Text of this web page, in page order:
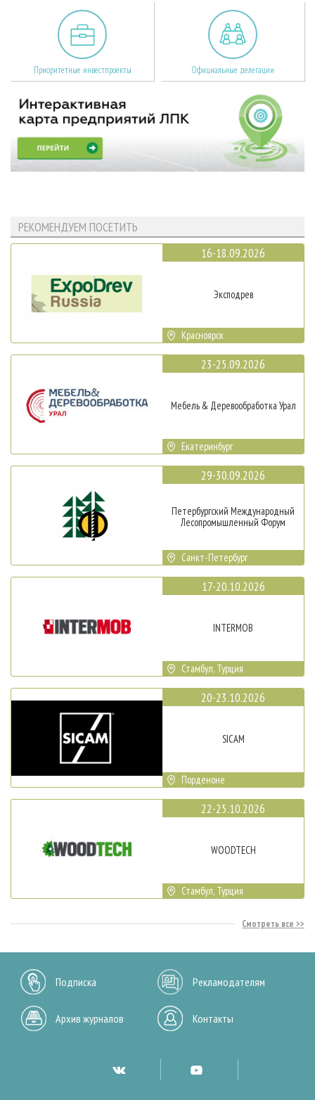
Приоритетные инвестпроекты Официальные делегации
РЕКОМЕНДУЕМ ПОСЕТИТЬ
16-18.09.2026
Эксподрев
Красноярск
23-25.09.2026
Мебель & Деревообработка Урал
Екатеринбург
29-30.09.2026
Петербургский Международный
Лесопромышленный Форум
Санкт-Петербург
17-20.10.2026
INTERMOB
Стамбул, Турция
20-23.10.2026
SICAM
Порденоне
22-25.10.2026
WOODTECH
Стамбул, Турция
Смотреть все
Подписка Рекламодателям
Архив журналов Контакты